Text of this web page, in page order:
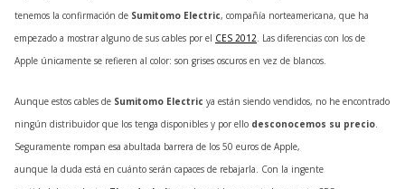
tenemos la confirmación de Sumitomo Electric, compañía norteamericana, que ha
empezado a mostrar alguno de sus cables por el CES 2012. Las diferencias con los de
Apple únicamente se refieren al color: son grises oscuros en vez de blancos.
Aunque estos cables de Sumitomo Electric ya están siendo vendidos, no he encontrado
ningún distribuidor que los tenga disponibles y por ello desconocemos su precio.
Seguramente rompan esa abultada barrera de los 50 euros de Apple,
aunque la duda está en cuánto serán capaces de rebajarla. Con la ingente